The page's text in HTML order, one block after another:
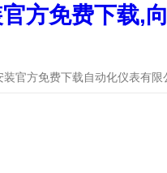
方免费下载,
方免费下载自动化仪表有限公